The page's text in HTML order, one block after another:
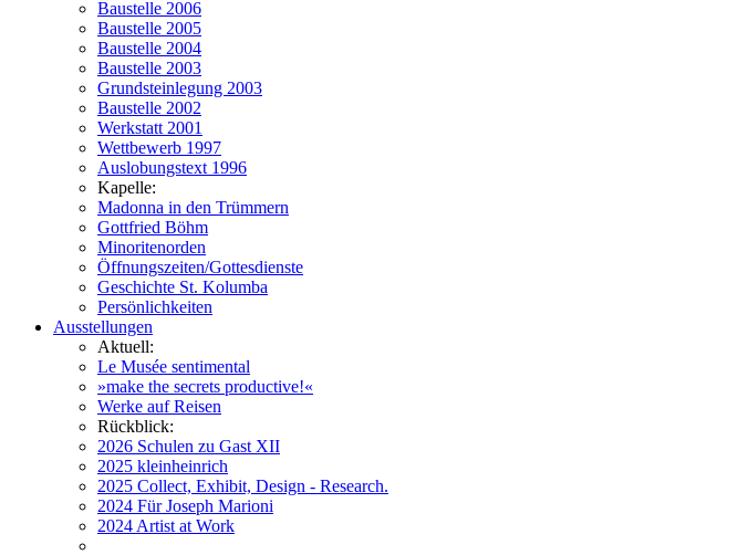
Baustelle 2006
Baustelle 2005
Baustelle 2004
Baustelle 2003
Grundsteinlegung 2003
Baustelle 2002
Werkstatt 2001
Wettbewerb 1997
Auslobungstext 1996
Kapelle:
Madonna in den Trümmern
Gottfried Böhm
Minoritenorden
Öffnungszeiten/Gottesdienste
Geschichte St. Kolumba
Persönlichkeiten
Ausstellungen
Aktuell:
Le Musée sentimental
»make the secrets productive!«
Werke auf Reisen
Rückblick:
2026 Schulen zu Gast XII
2025 kleinheinrich
2025 Collect, Exhibit, Design - Research.
2024 Für Joseph Marioni
2024 Artist at Work